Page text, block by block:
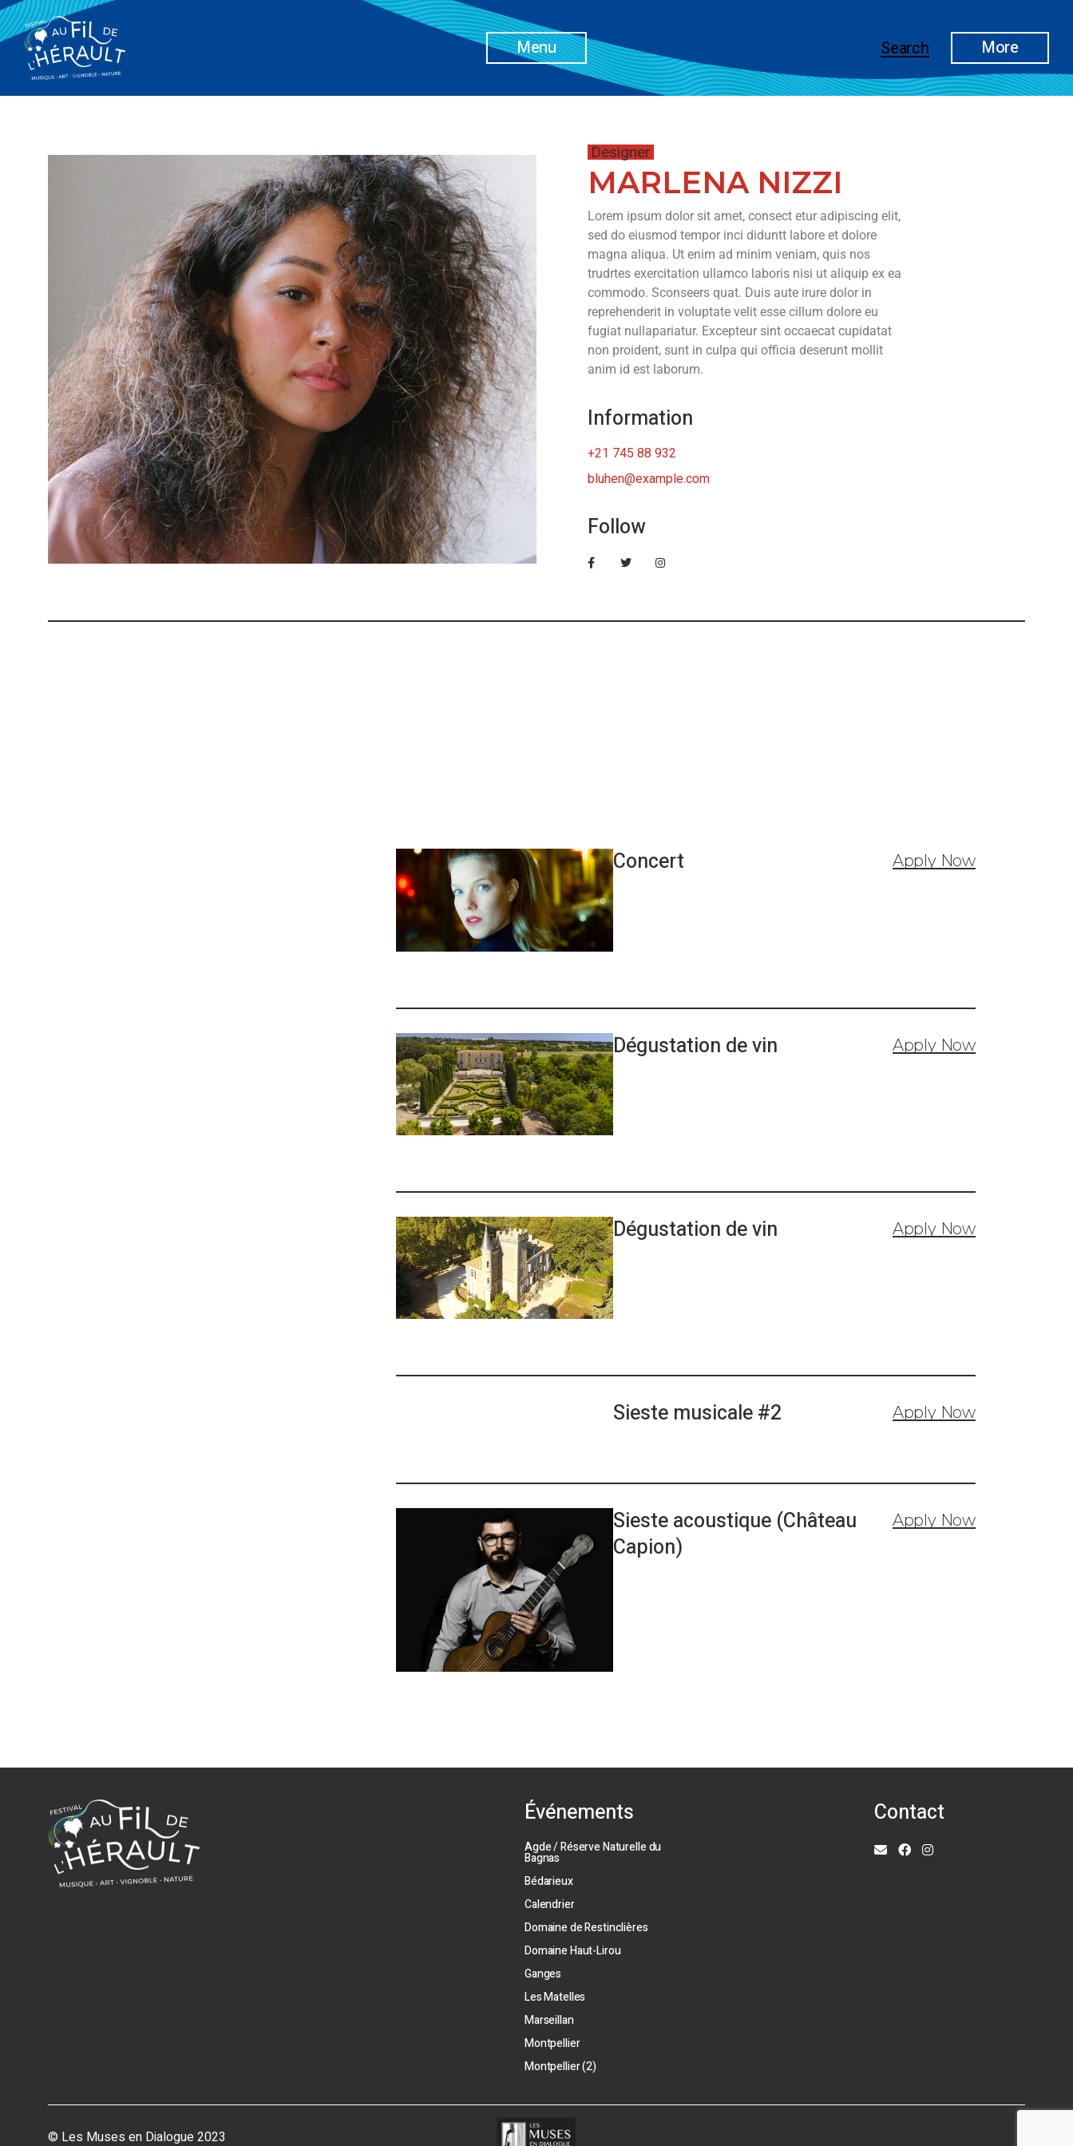
Search More
Menu
Designer
MARLENA NIZZI
Lorem ipsum dolor sit amet, consect etur adipiscing elit,
sed do eiusmod tempor inci diduntt labore et dolore
magna aliqua. Ut enim ad minim veniam, quis nos
trudrtes exercitation ullamco laboris nisi ut aliquip ex ea
commodo. Sconseers quat. Duis aute irure dolor in
reprehenderit in voluptate velit esse cillum dolore eu
fugiat nullapariatur. Excepteur sint occaecat cupidatat
non proident, sunt in culpa qui officia deserunt mollit
anim id est laborum.
Information
+21 745 88 932
bluhen@example.com
Follow
Concert Apply Now
Dégustation de vin Apply Now
Dégustation de vin Apply Now
Sieste musicale #2 Apply Now
Sieste acoustique (Château
Capion)
Apply Now
Événements
Agde / Réserve Naturelle du
Bagnas
Bédarieux
Calendrier
Domaine de Restinclières
Domaine Haut-Lirou
Ganges
Les Matelles
Marseillan
Montpellier
Montpellier (2)
Contact
© Les Muses en Dialogue 2023